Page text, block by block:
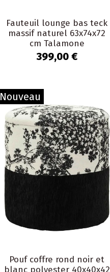
Fauteuil lounge bas teck
massif naturel 63x74x72
cm Talamone
399,00 €
Nouveau
Pouf coffre rond noir et